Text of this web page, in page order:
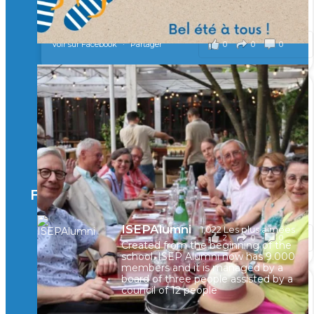
il y a 2 mois
0 0 0
Voir sur Facebook · Partager
🚀Afterwork à Genève 🚀
🥳 Le 22 avril dernier, 14 Alumni vivant / travaillant
en Suisse ont partagé un moment convivial de
retrouvailles et d'échanges !
Merci à tous pour votre présence et à Alexandre
CHEA pour l'organisation !
il y a 3 mois
2 0 0
Voir sur Facebook · Partager
🚀La dynamique des rencontres entre Alumni
continue sur sa lancée ! 🚀🚀
Facebook
ISEPAlumni 1,022 Les plus aimées
Created from the beginning of the
school, ISEP Alumni now has 9.000
members and it is managed by a
board of three people assisted by a
council of 12 people